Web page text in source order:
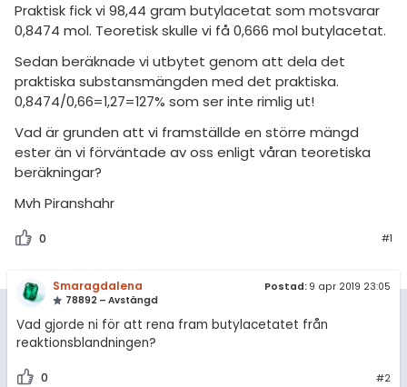
Praktisk fick vi 98,44 gram butylacetat som motsvarar
0,8474 mol. Teoretisk skulle vi få 0,666 mol butylacetat.
Sedan beräknade vi utbytet genom att dela det
praktiska substansmängden med det praktiska.
0,8474/0,66=1,27=127% som ser inte rimlig ut!
Vad är grunden att vi framställde en större mängd
ester än vi förväntade av oss enligt våran teoretiska
beräkningar?
Mvh Piranshahr
0 #1
Smaragdalena
78892 – Avstängd
Postad: 9 apr 2019 23:05
Vad gjorde ni för att rena fram butylacetatet från
reaktionsblandningen?
0 #2
Topplistor
Regler
4 inloggade
Cookie-inställningar
språk
ämnen
diskussioner